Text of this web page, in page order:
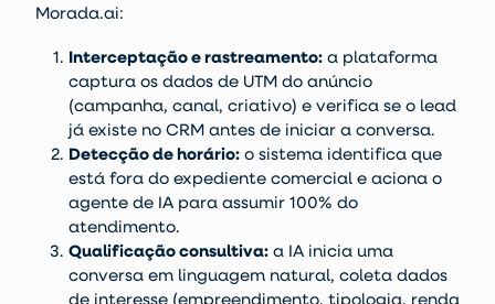
Morada.ai:
Interceptação e rastreamento: a plataforma
captura os dados de UTM do anúncio
(campanha, canal, criativo) e verifica se o lead
já existe no CRM antes de iniciar a conversa.
Detecção de horário: o sistema identifica que
está fora do expediente comercial e aciona o
agente de IA para assumir 100% do
atendimento.
Qualificação consultiva: a IA inicia uma
conversa em linguagem natural, coleta dados
de interesse (empreendimento, tipologia, renda